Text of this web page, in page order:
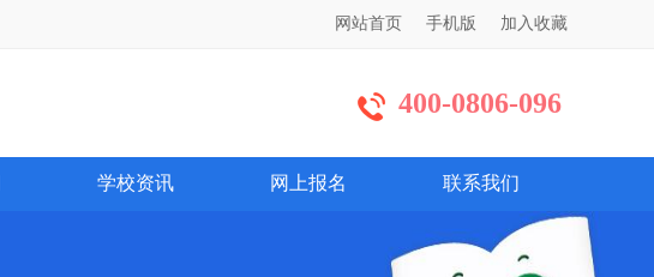
网站首页 手机版 加入收藏
400-0806-096
学校资讯 网上报名 联系我们